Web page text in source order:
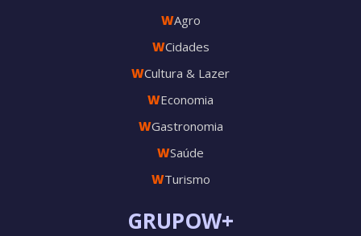
GRUPOW+
WAgro
WCidades
WCultura & Lazer
WEconomia
WGastronomia
WSaúde
WTurismo